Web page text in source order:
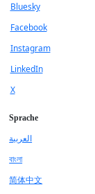
Bluesky
Facebook
Instagram
LinkedIn
X
Sprache
العربية
বাংলা
简体中文